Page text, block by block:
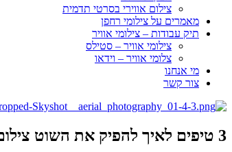
צילום אווירי בסרטי תדמית
מאמרים על צילומי רחפן
תיק עבודות – צילומי אוויר
צילומי אוויר – סטילס
צלומי אוויר – וידאו
מי אנחנו
צור קשר
3 טיפים לאיך להפיק את השוט צילום אווירי המדהים ביותר